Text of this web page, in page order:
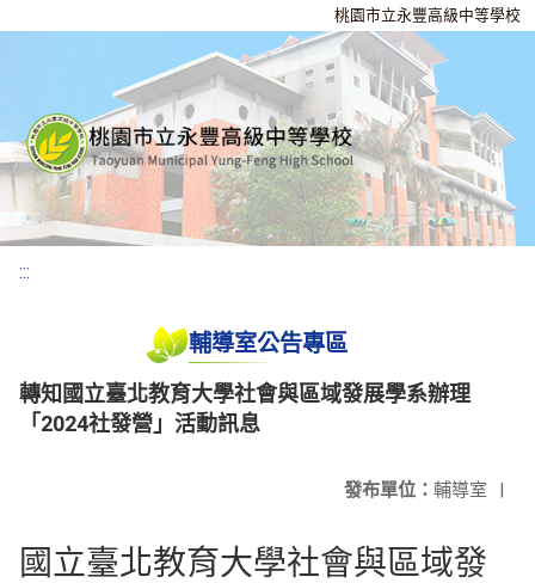
桃園市立永豐高級中等學校
:::
輔導室公告專區
轉知國立臺北教育大學社會與區域發展學系辦理
「2024社發營」活動訊息
發布單位： 輔導室 |
國立臺北教育大學社會與區域發